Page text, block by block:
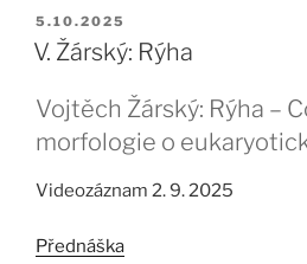
PUBLIKOVÁNO
5.10.2025
V. Žárský: Rýha
Vojtěch Žárský: Rýha –
morfologie o
Videozáznam 2. 9. 2025
Přednáška